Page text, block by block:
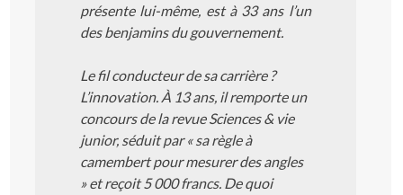
présente lui-même, est à 33 ans l’un
des benjamins du gouvernement.
Le fil conducteur de sa carrière ?
L’innovation. À 13 ans, il remporte un
concours de la revue Sciences & vie
junior, séduit par « sa règle à
camembert pour mesurer des angles
» et reçoit 5 000 francs. De quoi